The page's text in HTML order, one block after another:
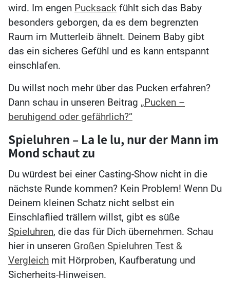
wird. Im engen Pucksack fühlt sich das Baby
besonders geborgen, da es dem begrenzten
Raum im Mutterleib ähnelt. Deinem Baby gibt
das ein sicheres Gefühl und es kann entspannt
einschlafen.
Du willst noch mehr über das Pucken erfahren?
Dann schau in unseren Beitrag „Pucken –
beruhigend oder gefährlich?“
Spieluhren – La le lu, nur der Mann im
Mond schaut zu
Du würdest bei einer Casting-Show nicht in die
nächste Runde kommen? Kein Problem! Wenn Du
Deinem kleinen Schatz nicht selbst ein
Einschlaflied trällern willst, gibt es süße
Spieluhren, die das für Dich übernehmen. Schau
hier in unseren Großen Spieluhren Test &
Vergleich mit Hörproben, Kaufberatung und
Sicherheits-Hinweisen.